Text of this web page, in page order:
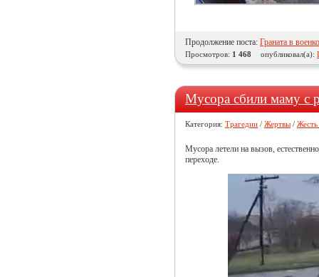
Продолжение поста: Граната в
Просмотров: 1 468 опубликовал(а):
Мусора сбили маму с
Категория: Трагедии / Жертвы /
Мусора летели на вызов,
переходе.